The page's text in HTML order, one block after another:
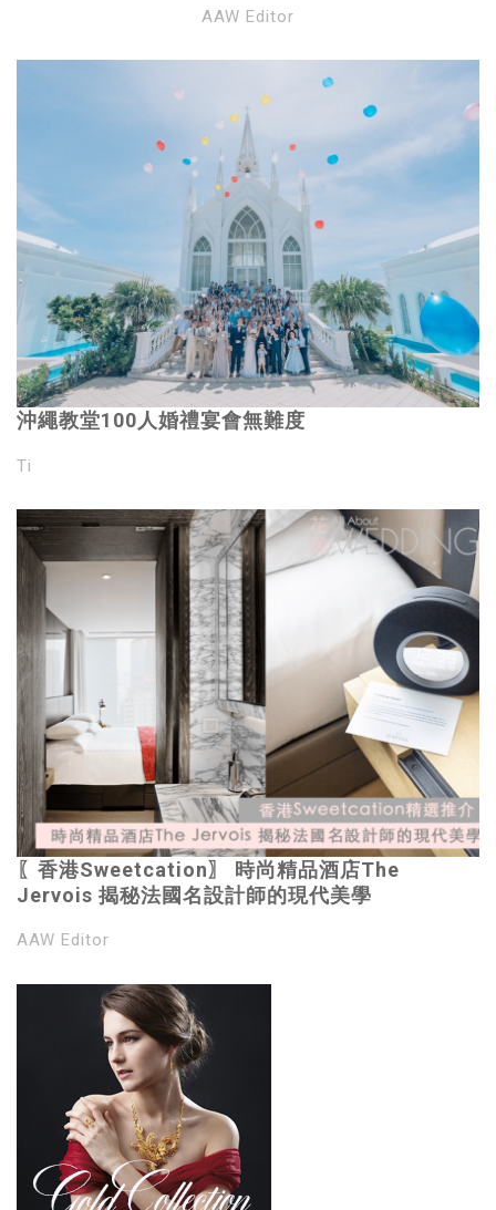
AAW Editor
沖繩教堂100人婚禮宴會無難度
Ti
〖香港Sweetcation〗 時尚精品酒店The
Jervois 揭秘法國名設計師的現代美學
AAW Editor